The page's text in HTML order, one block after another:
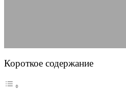
Короткое содержание